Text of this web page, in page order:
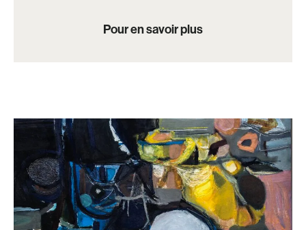
Pour en savoir plus